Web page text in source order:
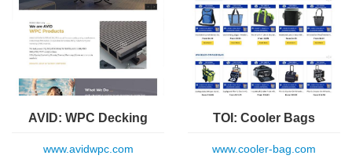
AVID: WPC Decking
www.avidwpc.com
TOI: Cooler Bags
www.cooler-bag.com